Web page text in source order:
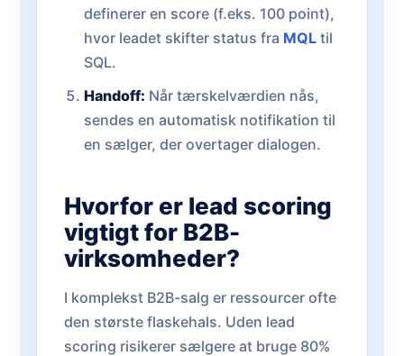
definerer en score (f.eks. 100 point),
hvor leadet skifter status fra MQLtil
SQL.
Handoff: Når tærskelværdien nås,
sendes en automatisk notifikation til
en sælger, der overtager dialogen.
Hvorfor er lead scoring
vigtigt for B2B-
virksomheder?
I komplekst B2B-salg er ressourcer ofte
den største flaskehals. Uden lead
scoring risikerer sælgere at bruge 80%